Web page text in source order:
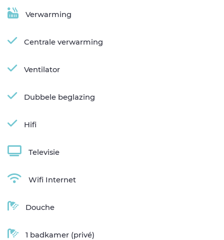
Verwarming
Centrale verwarming
Ventilator
Dubbele beglazing
Hifi
Televisie
Wifi Internet
Douche
1 badkamer (privé)